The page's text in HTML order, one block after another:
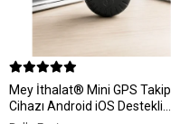
Mey İthalat® Mini GPS Takip
Cihazı Android iOS Destekli